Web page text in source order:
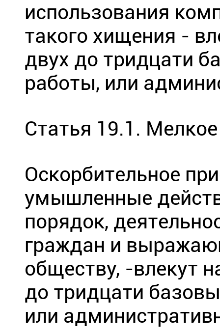
использования
такого хищения -
двух до тридцати
работы, или
Статья 19.1.
Оскорбительное
умышленные
порядок,
граждан и
обществу, -влекут
до тридцати
или